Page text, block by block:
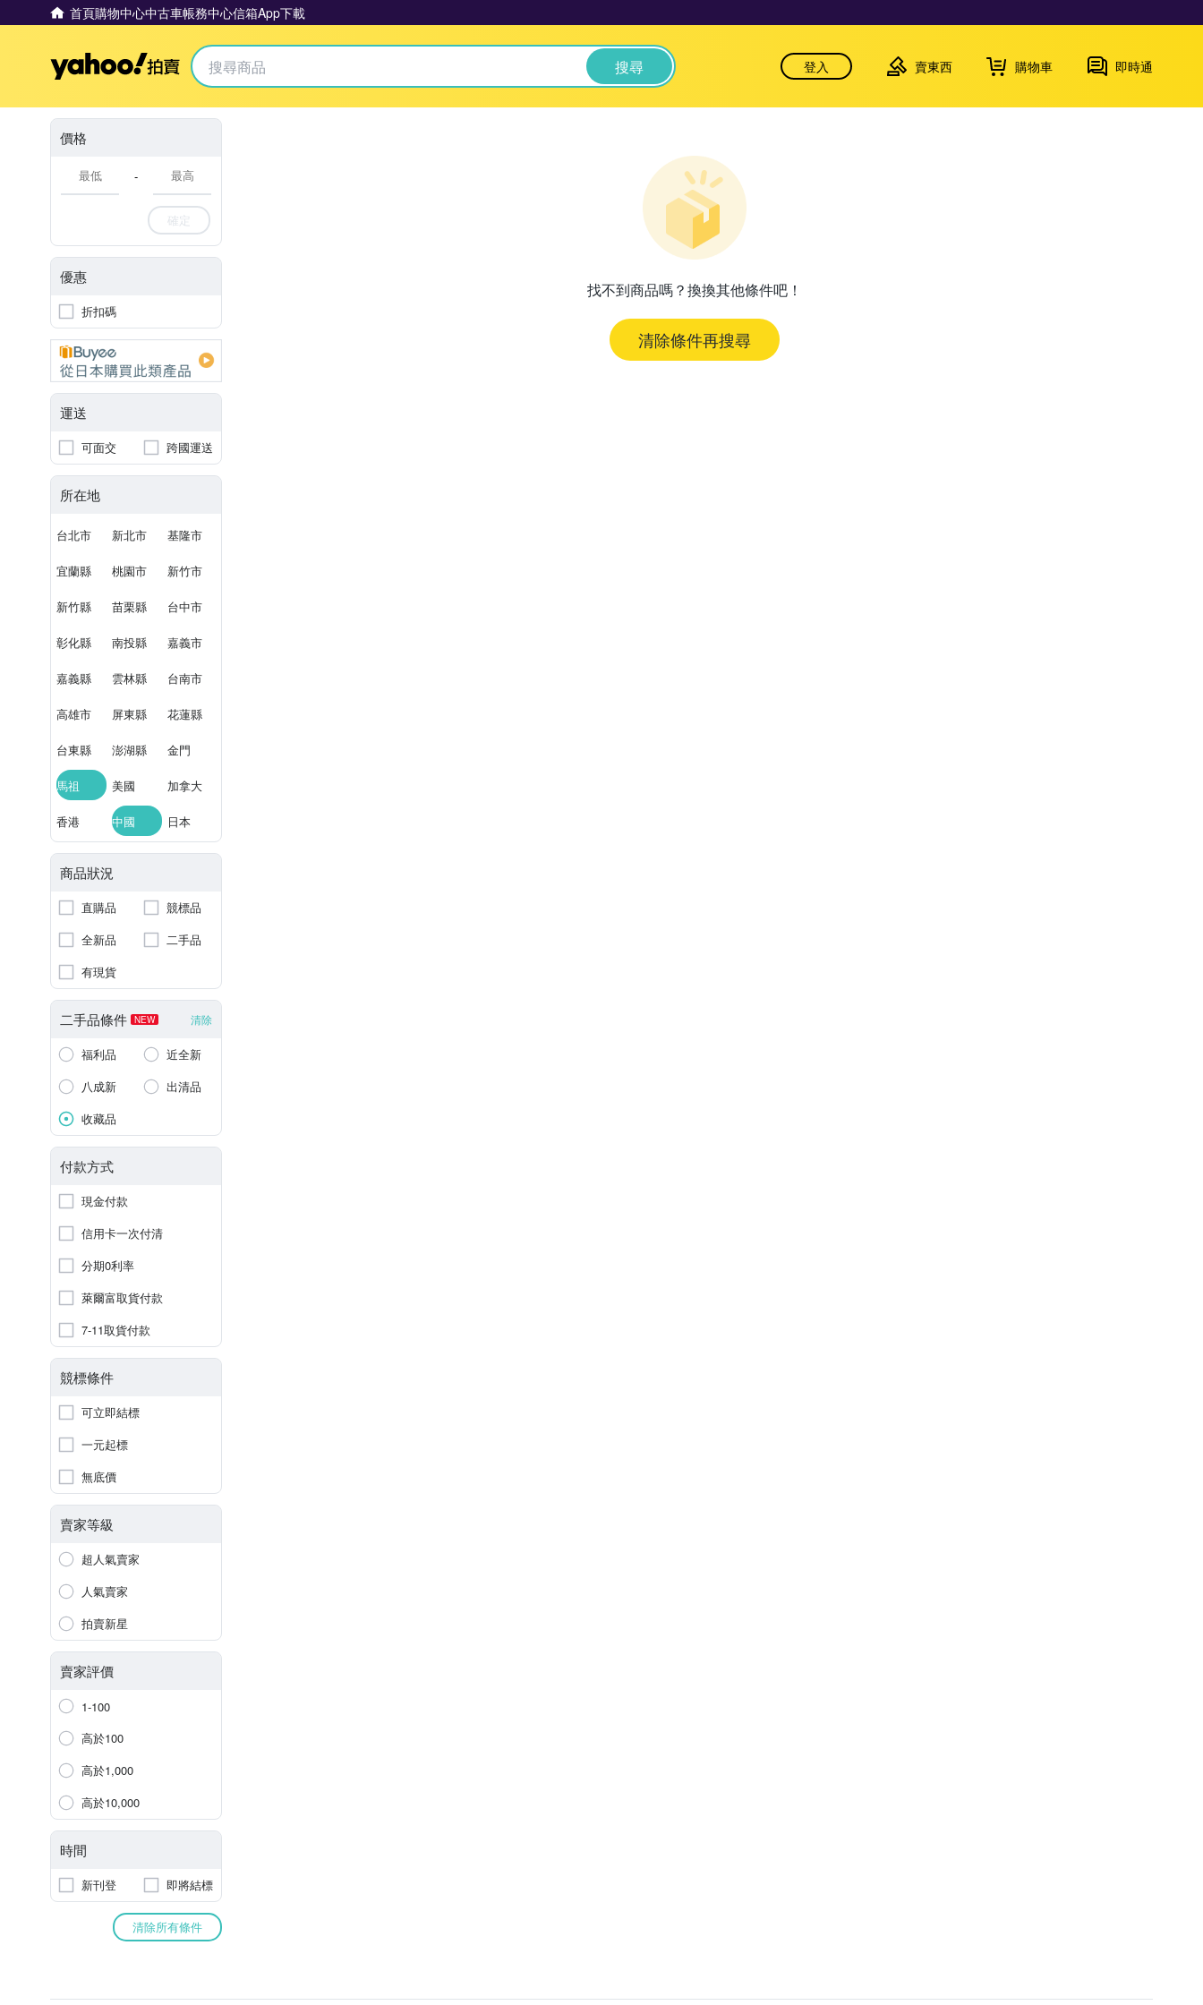
首頁購物中心中古車帳務中心信箱App下載
Yahoo拍賣 搜尋 登入 賣東西 購物車 即時通
價格
-
確定
優惠
折扣碼
運送
可面交 跨國運送
所在地
台北市 新北市 基隆市
宜蘭縣 桃園市 新竹市
新竹縣 苗栗縣 台中市
彰化縣 南投縣 嘉義市
嘉義縣 雲林縣 台南市
高雄市 屏東縣 花蓮縣
台東縣 澎湖縣 金門
馬祖 美國 加拿大
香港 中國 日本
商品狀況
直購品
競標品
全新品
二手品
有現貨
二手品條件 NEW 清除
福利品
近全新
八成新
出清品
收藏品
付款方式
現金付款
信用卡一次付清
分期0利率
萊爾富取貨付款
7-11取貨付款
競標條件
可立即結標
一元起標
無底價
賣家等級
超人氣賣家
人氣賣家
拍賣新星
賣家評價
1-100
高於100
高於1,000
高於10,000
時間
新刊登 即將結標
清除所有條件
找不到商品嗎？換換其他條件吧！
清除條件再搜尋